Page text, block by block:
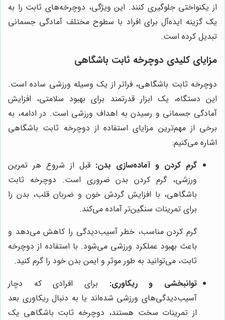
از یکنواختی جلوگیری کنند. این ویژگی، دوچرخه‌های ثابت را به
یک گزینه ایده‌آل برای افراد با سطوح مختلف آمادگی جسمانی
تبدیل کرده است.
مزایای کلیدی دوچرخه ثابت باشگاهی
دوچرخه ثابت باشگاهی، فراتر از یک وسیله ورزشی ساده است.
این دستگاه، یک ابزار قدرتمند برای بهبود سلامتی، افزایش
آمادگی جسمانی و رسیدن به اهداف ورزشی است. در ادامه، به
برخی از مهم‌ترین مزایای استفاده از دوچرخه ثابت باشگاهی
اشاره می‌کنیم:
گرم کردن و آماده‌سازی بدن: قبل از شروع هر تمرین
ورزشی، گرم کردن بدن ضروری است. دوچرخه ثابت
باشگاهی، با افزایش گردش خون و ضربان قلب، بدن را
برای تمرینات سنگین‌تر آماده می‌کند.
گرم کردن مناسب، خطر آسیب‌دیدگی را کاهش می‌دهد و
باعث بهبود عملکرد ورزشی می‌شود. با استفاده از دوچرخه
ثابت، می‌توانید به طور موثر و ایمن بدن خود را گرم کنید.
توانبخشی و ریکاوری: برای افرادی که دچار
آسیب‌دیدگی‌های ورزشی شده‌اند یا به دنبال ریکاوری بعد
از تمرینات سخت هستند، دوچرخه ثابت باشگاهی یک